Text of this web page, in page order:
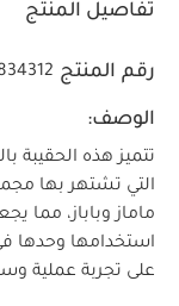
تفاصيل المنتج
رقم المنتج
الوصف:
تتميز هذه الحقيبة
التي تشتهر بها
ماماز وباباز، مما
استخدامها وحدها
على تجربة عملية